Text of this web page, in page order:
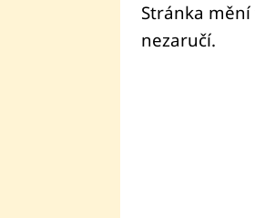
Stránka
nezaručí.